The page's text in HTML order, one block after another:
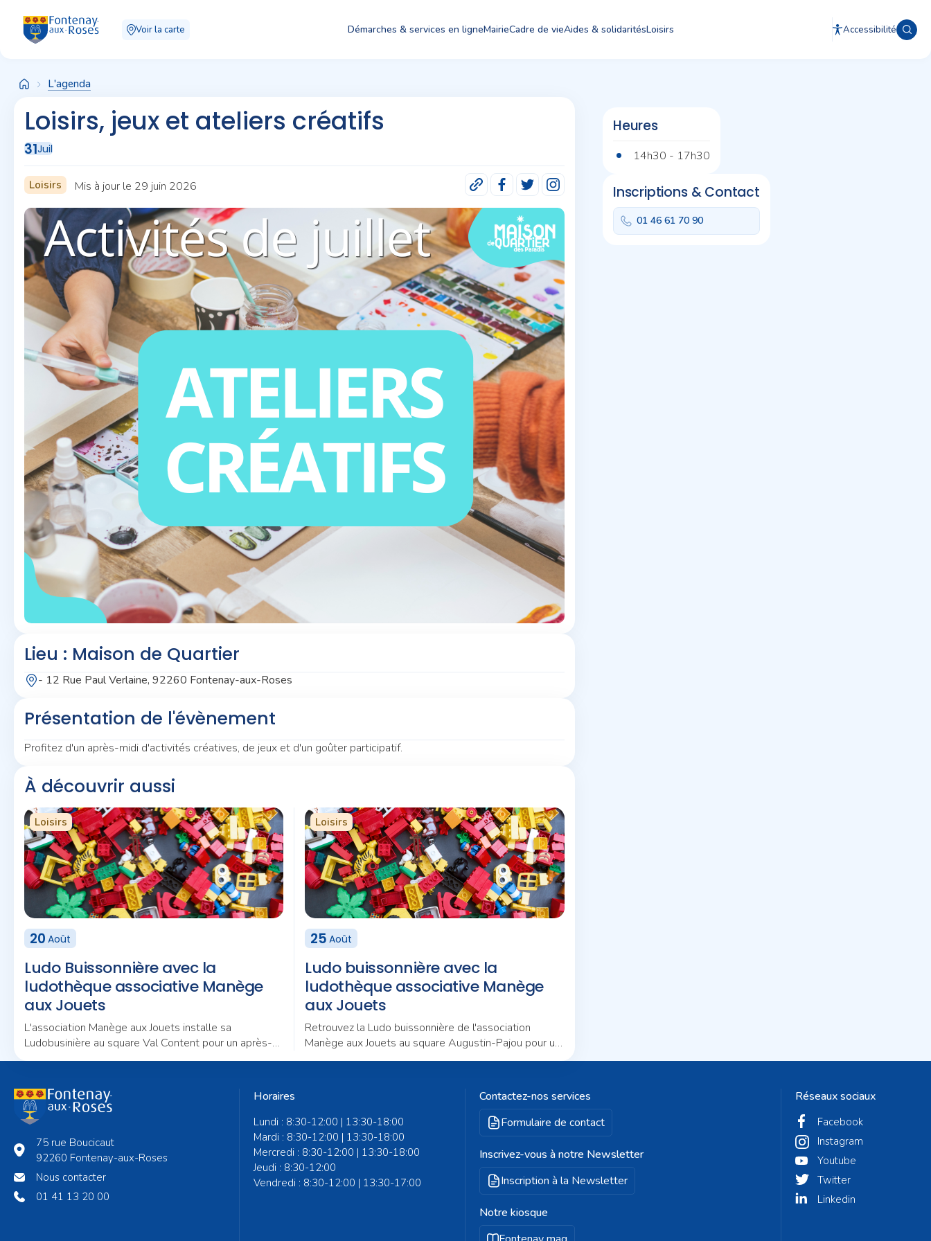
Voir la carte Démarches & services en ligneMairieCadre de vieAides & solidaritésLoisirs Accessibilité
L'agenda
Loisirs, jeux et ateliers créatifs
31Juil
Loisirs Mis à jour le 29 juin 2026
Lieu : Maison de Quartier
- 12 Rue Paul Verlaine, 92260 Fontenay-aux-Roses
Présentation de l'évènement
Profitez d'un après-midi d'activités créatives, de jeux et d'un goûter participatif.
À découvrir aussi
Loisirs
20 Août
Ludo Buissonnière avec la
ludothèque associative Manège
aux Jouets
L'association Manège aux Jouets installe sa
Ludobusinière au square Val Content pour un après-
midi placé sous le signe du jeu et de la convivialité.
Loisirs
25 Août
Ludo buissonnière avec la
ludothèque associative Manège
aux Jouets
Retrouvez la Ludo buissonnière de l'association
Manège aux Jouets au square Augustin-Pajou pour un
nouvel après-midi d'animations en plein air.
Heures
14h30 - 17h30
Inscriptions & Contact
01 46 61 70 90
75 rue Boucicaut
92260 Fontenay-aux-Roses
Nous contacter
01 41 13 20 00
Horaires
Lundi : 8:30-12:00 | 13:30-18:00
Mardi : 8:30-12:00 | 13:30-18:00
Mercredi : 8:30-12:00 | 13:30-18:00
Jeudi : 8:30-12:00
Vendredi : 8:30-12:00 | 13:30-17:00
Contactez-nos services
Formulaire de contact
Inscrivez-vous à notre Newsletter
Inscription à la Newsletter
Notre kiosque
Réseaux sociaux
Facebook
Instagram
Youtube
Twitter
Linkedin